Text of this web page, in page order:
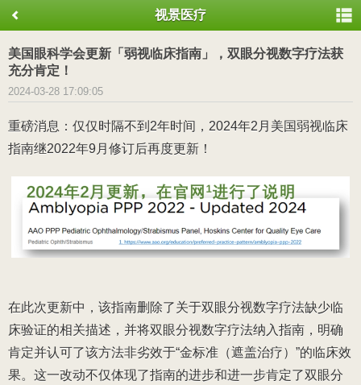
视景医疗
美国眼科学会更新「弱视临床指南」，双眼分视数字疗法获
充分肯定！
2024-03-28 17:09:05
重磅消息：仅仅时隔不到2年时间，2024年2月美国弱视临床
指南继2022年9月修订后再度更新！
在此次更新中，该指南删除了关于双眼分视数字疗法缺少临
床验证的相关描述，并将双眼分视数字疗法纳入指南，明确
肯定并认可了该方法非劣效于“金标准（遮盖治疗）”的临床效
果。这一改动不仅体现了指南的进步和进一步肯定了双眼分